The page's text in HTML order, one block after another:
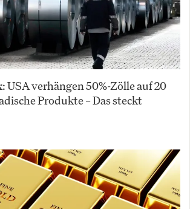
USA verhängen 50%-Zölle auf 20
Produkte – Das steckt